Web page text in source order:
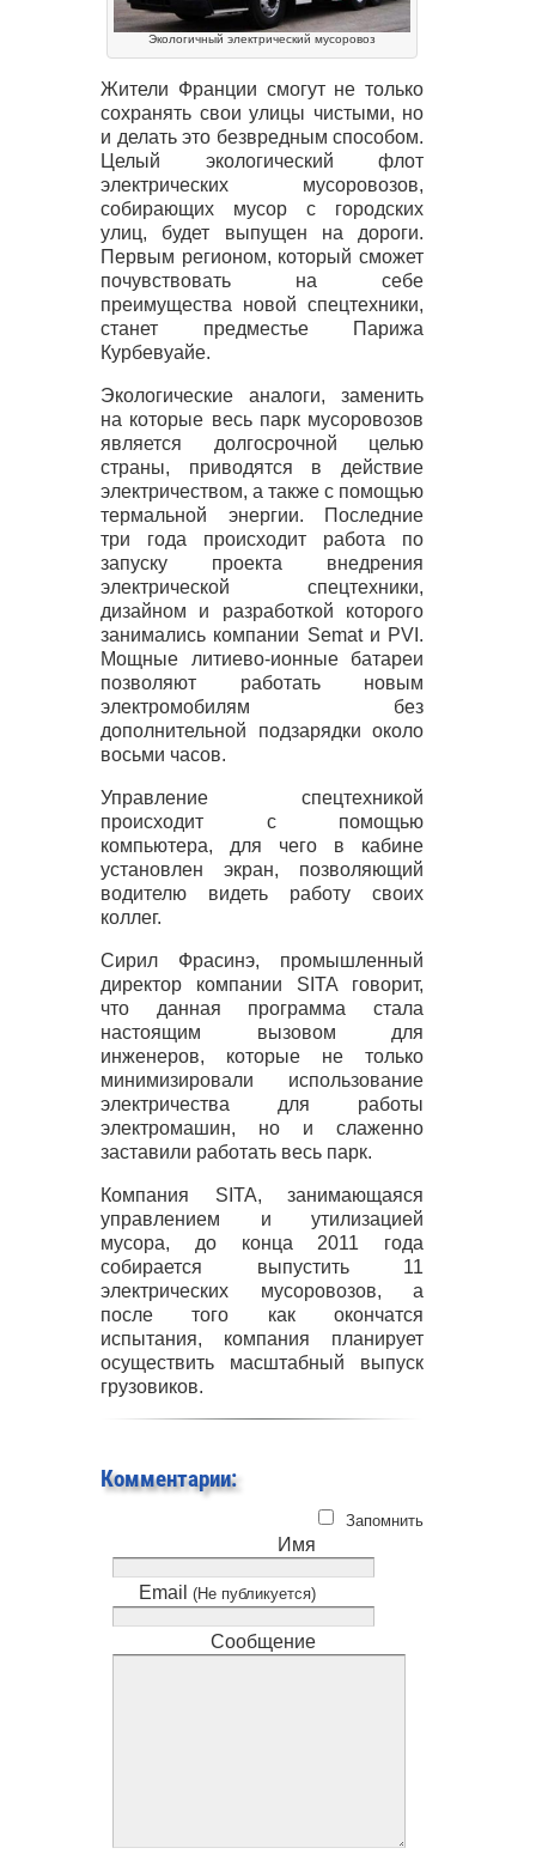
Экологичный электрический мусоровоз
Жители Франции смогут не только
сохранять свои улицы чистыми, но
и делать это безвредным способом.
Целый экологический флот
электрических мусоровозов,
собирающих мусор с городских
улиц, будет выпущен на дороги.
Первым регионом, который сможет
почувствовать на себе
преимущества новой спецтехники,
станет предместье Парижа
Курбевуайе.
Экологические аналоги, заменить
на которые весь парк мусоровозов
является долгосрочной целью
страны, приводятся в действие
электричеством, а также с помощью
термальной энергии. Последние
три года происходит работа по
запуску проекта внедрения
электрической спецтехники,
дизайном и разработкой которого
занимались компании Semat и PVI .
Мощные литиево-ионные батареи
позволяют работать новым
электромобилям без
дополнительной подзарядки около
восьми часов.
Управление спецтехникой
происходит с помощью
компьютера, для чего в кабине
установлен экран, позволяющий
водителю видеть работу своих
коллег.
Сирил Фрасинэ, промышленный
директор компании SITA говорит,
что данная программа стала
настоящим вызовом для
инженеров, которые не только
минимизировали использование
электричества для работы
электромашин, но и слаженно
заставили работать весь парк.
Компания SITA, занимающаяся
управлением и утилизацией
мусора, до конца 2011 года
собирается выпустить 11
электрических мусоровозов, а
после того как окончатся
испытания, компания планирует
осуществить масштабный выпуск
грузовиков.
Комментарии:
Запомнить
Имя
Email (Не публикуется)
Сообщение